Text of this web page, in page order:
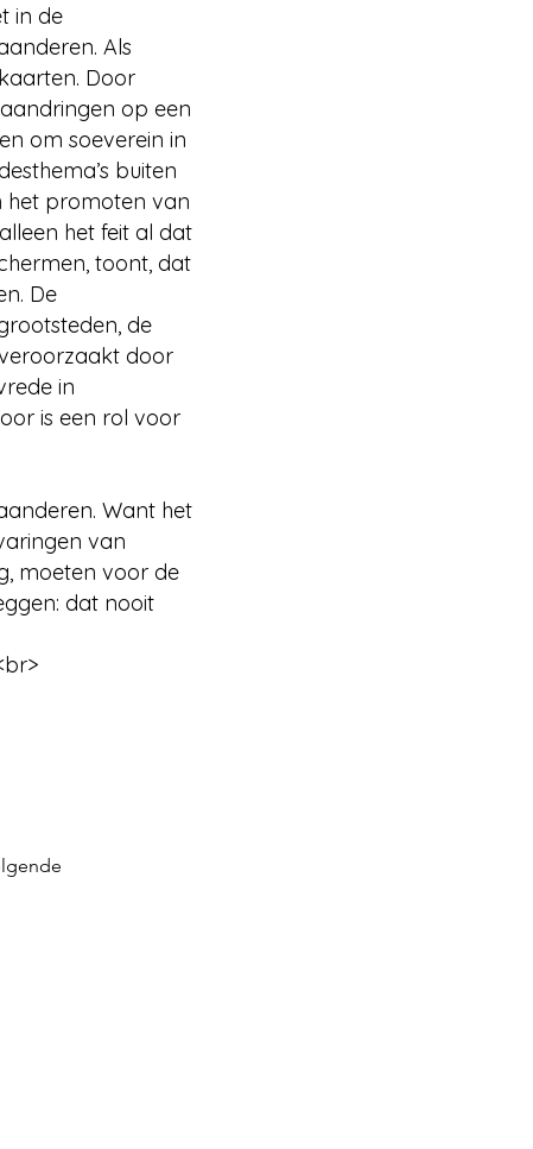
in de
Als
Door
op een
om soeverein in
buiten
het promoten van
het feit al dat
toont, dat
De
de
door
in
is een rol voor
Want het
van
moeten voor de
dat nooit